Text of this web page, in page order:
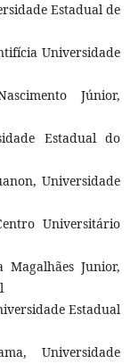
Estadual de
Universidade
Júnior,
Estadual do
Universidade
Universitário
Junior,
Estadual
Universidade